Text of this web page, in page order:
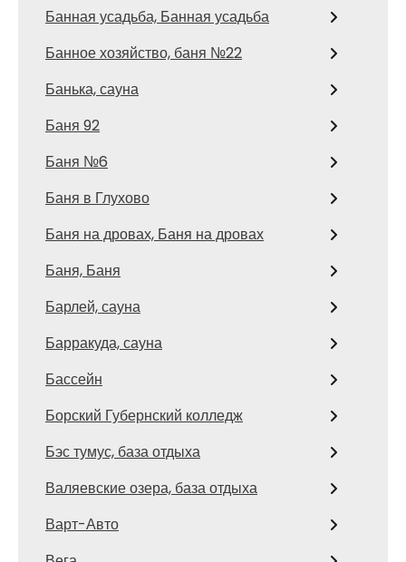
Банная усадьба, Банная усадьба
Банное хозяйство, баня №22
Банька, сауна
Баня 92
Баня №6
Баня в Глухово
Баня на дровах, Баня на дровах
Баня, Баня
Барлей, сауна
Барракуда, сауна
Бассейн
Борский Губернский колледж
Бэс тумус, база отдыха
Валяевские озера, база отдыха
Варт-Авто